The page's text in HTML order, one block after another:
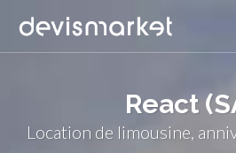
React
Location de limousine,